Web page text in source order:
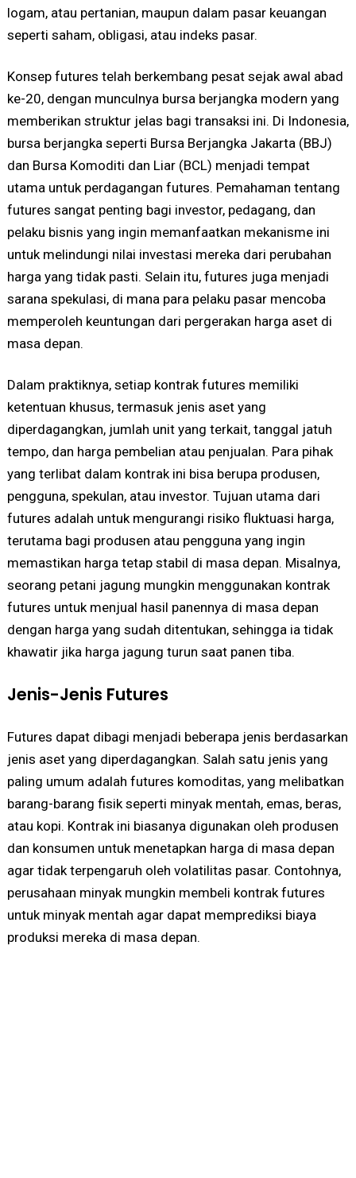
logam, atau pertanian, maupun dalam pasar keuangan
seperti saham, obligasi, atau indeks pasar.
Konsep futures telah berkembang pesat sejak awal abad
ke-20, dengan munculnya bursa berjangka modern yang
memberikan struktur jelas bagi transaksi ini. Di Indonesia,
bursa berjangka seperti Bursa Berjangka Jakarta (BBJ)
dan Bursa Komoditi dan Liar (BCL) menjadi tempat
utama untuk perdagangan futures. Pemahaman tentang
futures sangat penting bagi investor, pedagang, dan
pelaku bisnis yang ingin memanfaatkan mekanisme ini
untuk melindungi nilai investasi mereka dari perubahan
harga yang tidak pasti. Selain itu, futures juga menjadi
sarana spekulasi, di mana para pelaku pasar mencoba
memperoleh keuntungan dari pergerakan harga aset di
masa depan.
Dalam praktiknya, setiap kontrak futures memiliki
ketentuan khusus, termasuk jenis aset yang
diperdagangkan, jumlah unit yang terkait, tanggal jatuh
tempo, dan harga pembelian atau penjualan. Para pihak
yang terlibat dalam kontrak ini bisa berupa produsen,
pengguna, spekulan, atau investor. Tujuan utama dari
futures adalah untuk mengurangi risiko fluktuasi harga,
terutama bagi produsen atau pengguna yang ingin
memastikan harga tetap stabil di masa depan. Misalnya,
seorang petani jagung mungkin menggunakan kontrak
futures untuk menjual hasil panennya di masa depan
dengan harga yang sudah ditentukan, sehingga ia tidak
khawatir jika harga jagung turun saat panen tiba.
Jenis-Jenis Futures
Futures dapat dibagi menjadi beberapa jenis berdasarkan
jenis aset yang diperdagangkan. Salah satu jenis yang
paling umum adalah futures komoditas, yang melibatkan
barang-barang fisik seperti minyak mentah, emas, beras,
atau kopi. Kontrak ini biasanya digunakan oleh produsen
dan konsumen untuk menetapkan harga di masa depan
agar tidak terpengaruh oleh volatilitas pasar. Contohnya,
perusahaan minyak mungkin membeli kontrak futures
untuk minyak mentah agar dapat memprediksi biaya
produksi mereka di masa depan.